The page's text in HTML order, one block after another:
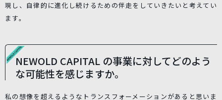
現し、自律的に進化し続けるための伴走をしていきたいと考えてい
ます。
NEWOLD CAPITAL の事業に対してどのよう
な可能性を感じますか。
私の想像を超えるようなトランスフォーメーションがあると思いま